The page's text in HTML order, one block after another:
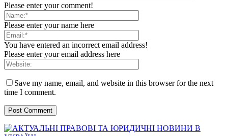
Please enter your comment!
Please enter your name here
You have entered an incorrect email address!
Please enter your email address here
Save my name, email, and website in this browser for the next
time I comment.